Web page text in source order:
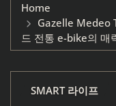
Home
Gazelle Medeo
드 전통 e-bike의 매
SMART 라이프